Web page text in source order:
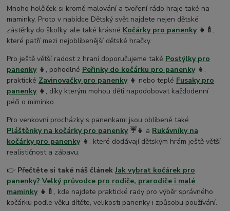
Mnoho holčiček si kromě malování a tvoření rádo hraje také na
maminky. Proto v nabídce Dětský svět najdete nejen dětské
zástěrky do školky, ale také krásné Kočárky pro panenky👧🍼 ,
které patří mezi nejoblíbenější dětské hračky.
Pro ještě větší radost z hraní doporučujeme také Postýlky pro
panenky👧 , pohodlné Peřinky do kočárku pro panenky👧 ,
praktické Zavinovačky pro panenky👧 nebo teplé Fusaky pro
panenky👧 , díky kterým mohou děti napodobovat každodenní
péči o miminko.
Pro venkovní procházky s panenkami jsou oblíbené také
Pláštěnky na kočárky pro panenky☔👧 a Rukávníky na
kočárky pro panenky👧 , které dodávají dětským hrám ještě větší
realističnost a zábavu.
👉 Přečtěte si také náš článekJak vybrat kočárek pro
panenky? Velký průvodce pro rodiče, prarodiče i malé
maminky👧🍼 , kde najdete praktické rady pro výběr správného
kočárku podle věku dítěte, velikosti panenky i způsobu používání.